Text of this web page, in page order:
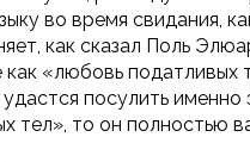
во время свидания,
как сказал Поль
«любовь податливых
посулить
тел», то он полностью